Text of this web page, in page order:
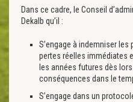
Dans ce cadre, le Conseil
Dekalb qu’il :
S’engage à indemniser
pertes réelles immédiates
les années futures dès
conséquences dans le
S’engage dans un